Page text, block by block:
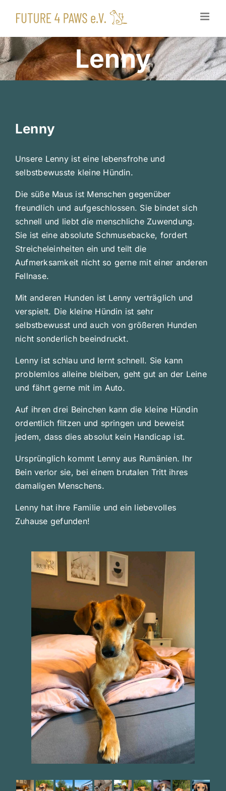
Inhalt
Lenny
Lenny
Unsere Lenny ist eine lebensfrohe und
selbstbewusste kleine Hündin.
Die süße Maus ist Menschen gegenüber
freundlich und aufgeschlossen. Sie bindet sich
schnell und liebt die menschliche Zuwendung.
Sie ist eine absolute Schmusebacke, fordert
Streicheleinheiten ein und teilt die
Aufmerksamkeit nicht so gerne mit einer anderen
Fellnase.
Mit anderen Hunden ist Lenny verträglich und
verspielt. Die kleine Hündin ist sehr
selbstbewusst und auch von größeren Hunden
nicht sonderlich beeindruckt.
Lenny ist schlau und lernt schnell. Sie kann
problemlos alleine bleiben, geht gut an der Leine
und fährt gerne mit im Auto.
Auf ihren drei Beinchen kann die kleine Hündin
ordentlich flitzen und springen und beweist
jedem, dass dies absolut kein Handicap ist.
Ursprünglich kommt Lenny aus Rumänien. Ihr
Bein verlor sie, bei einem brutalen Tritt ihres
damaligen Menschens.
Lenny hat ihre Familie und ein liebevolles
Zuhause gefunden!